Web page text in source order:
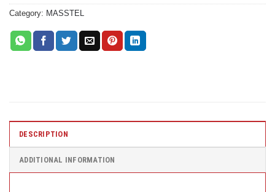
Category: MASSTEL
DESCRIPTION
ADDITIONAL INFORMATION